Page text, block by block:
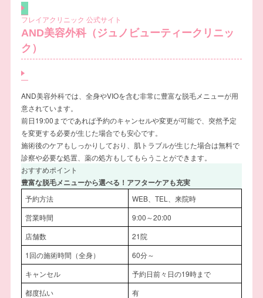
フレイアクリニック 公式サイト
AND美容外科（ジュノビューティークリニッ
ク）
AND美容外科では、全身やVIOを含む非常に豊富な脱毛メニューが用
意されています。
前日19:00までであれば予約のキャンセルや変更が可能で、突然予定
を変更する必要が生じた場合でも安心です。
施術後のケアもしっかりしており、肌トラブルが生じた場合は無料で
診察や必要な処置、薬の処方もしてもらうことができます。
おすすめポイント
豊富な脱毛メニューから選べる！アフターケアも充実
予約方法
WEB、TEL、来院時
営業時間
9:00～20:00
店舗数
21院
1回の施術時間（全身）
60分～
キャンセル
予約日前々日の19時まで
都度払い
有